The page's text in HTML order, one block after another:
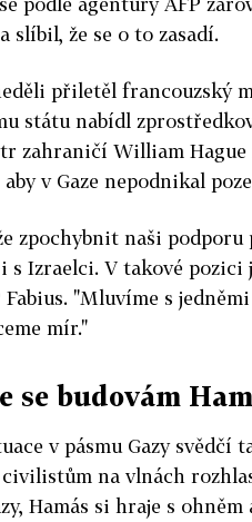
slíbil, že se o to zasadí.
přiletěl francouzský
státu nabídl
zahraničí William Hague
v Gaze nepodnikal
zpochybnit naši podporu
s Izraelci. V takové
Fabius. "Mluvíme s
mír."
se budovám
v pásmu Gazy svědčí
na vlnách
Hamás si hraje s